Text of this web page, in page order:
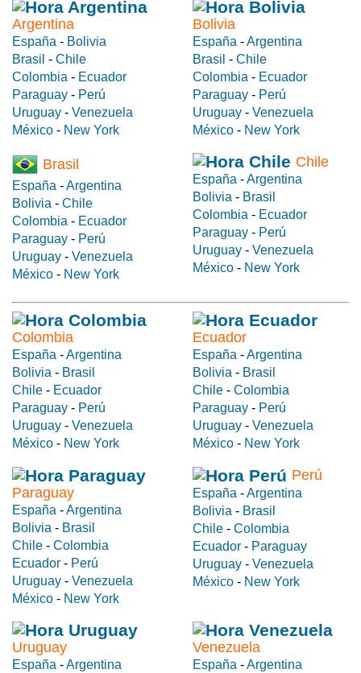
Argentina
España - Bolivia
Brasil - Chile
Colombia - Ecuador
Paraguay - Perú
Uruguay - Venezuela
México - New York
Bolivia
España -Argentina
Brasil - Chile
Colombia - Ecuador
Paraguay - Perú
Uruguay - Venezuela
México - New York
Brasil
España -Argentina
Bolivia - Chile
Colombia - Ecuador
Paraguay - Perú
Uruguay - Venezuela
México - New York
Chile
España -Argentina
Bolivia - Brasil
Colombia - Ecuador
Paraguay - Perú
Uruguay - Venezuela
México - New York
Colombia
España -Argentina
Bolivia - Brasil
Chile - Ecuador
Paraguay - Perú
Uruguay - Venezuela
México - New York
Ecuador
España -Argentina
Bolivia - Brasil
Chile - Colombia
Paraguay - Perú
Uruguay - Venezuela
México - New York
Paraguay
España -Argentina
Bolivia - Brasil
Chile - Colombia
Ecuador - Perú
Uruguay - Venezuela
México - New York
Perú
España -Argentina
Bolivia - Brasil
Chile - Colombia
Ecuador - Paraguay
Uruguay - Venezuela
México - New York
Uruguay
España -Argentina
Venezuela
España -Argentina